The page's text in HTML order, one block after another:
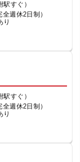
すぐ）
週休2日制）
り
すぐ）
週休2日制）
り